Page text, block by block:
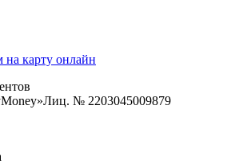
на карту онлайн
Лиц. № 2203045009879